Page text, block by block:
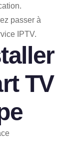
passer à
IPTV.
TV